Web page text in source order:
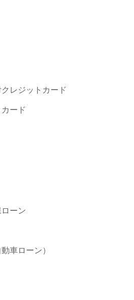
レジットカード
ード
ーン
車ローン）